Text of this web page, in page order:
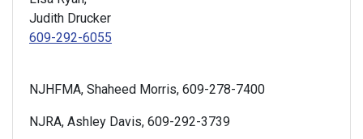
Judith Drucker
609-292-6055
NJHFMA, Shaheed Morris, 609-278-7400
NJRA, Ashley Davis, 609-292-3739